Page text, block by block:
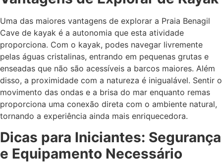
Uma das maiores vantagens de explorar a Praia Benagil
Cave de kayak é a autonomia que esta atividade
proporciona. Com o kayak, podes navegar livremente
pelas águas cristalinas, entrando em pequenas grutas e
enseadas que não são acessíveis a barcos maiores. Além
disso, a proximidade com a natureza é inigualável. Sentir o
movimento das ondas e a brisa do mar enquanto remas
proporciona uma conexão direta com o ambiente natural,
tornando a experiência ainda mais enriquecedora.
Dicas para Iniciantes: Segurança
e Equipamento Necessário